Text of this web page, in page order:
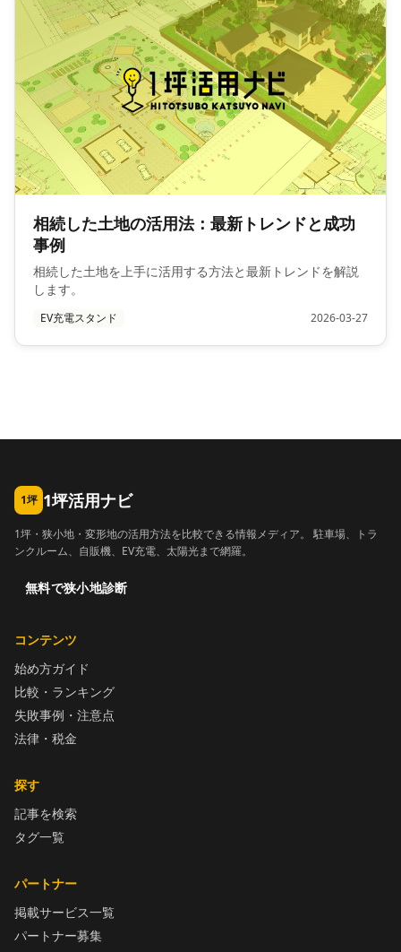
相続した土地の活用法：最新トレンドと成功
事例
相続した土地を上手に活用する方法と最新トレンドを解説
します。
EV充電スタンド 2026-03-27
1坪 1坪活用ナビ
1坪・狭小地・変形地の活用方法を比較できる情報メディア。 駐車場、トラ
ンクルーム、自販機、EV充電、太陽光まで網羅。
無料で狭小地診断
コンテンツ
始め方ガイド
比較・ランキング
失敗事例・注意点
法律・税金
探す
記事を検索
タグ一覧
パートナー
掲載サービス一覧
パートナー募集